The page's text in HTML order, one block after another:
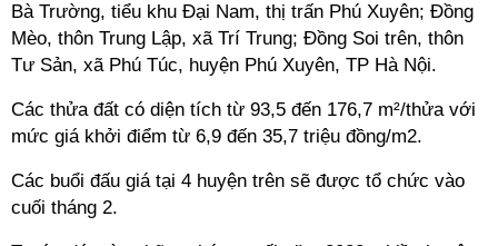
Bà Trường, tiểu khu Đại Nam, thị trấn Phú Xuyên; Đồng
Mèo, thôn Trung Lập, xã Trí Trung; Đồng Soi trên, thôn
Tư Sản, xã Phú Túc, huyện Phú Xuyên, TP Hà Nội.
Các thửa đất có diện tích từ 93,5 đến 176,7 m²/thửa với
mức giá khởi điểm từ 6,9 đến 35,7 triệu đồng/m2.
Các buổi đấu giá tại 4 huyện trên sẽ được tổ chức vào
cuối tháng 2.